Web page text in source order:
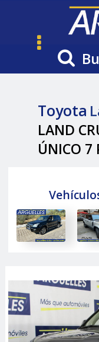
Toyota
LAND
ÚNICO 7